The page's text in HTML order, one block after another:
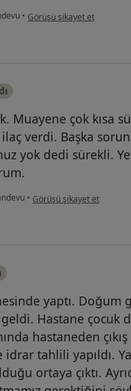
• kullanıcının görüşüne göre
Görüşü şikayet et
çok kısa
verdi. Başka
yok dedi sürekli.
• kullanıcının görüşüne
Görüşü şikayet et
yaptı. Doğum
Hastane çocuk
hastaneden
tahlili yapıldı.
ortaya çıktı.